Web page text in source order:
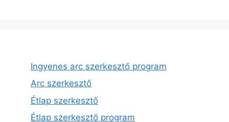
Ingyenes arc szerkesztő program
Arc szerkesztő
Étlap szerkesztő
Étlap szerkesztő program